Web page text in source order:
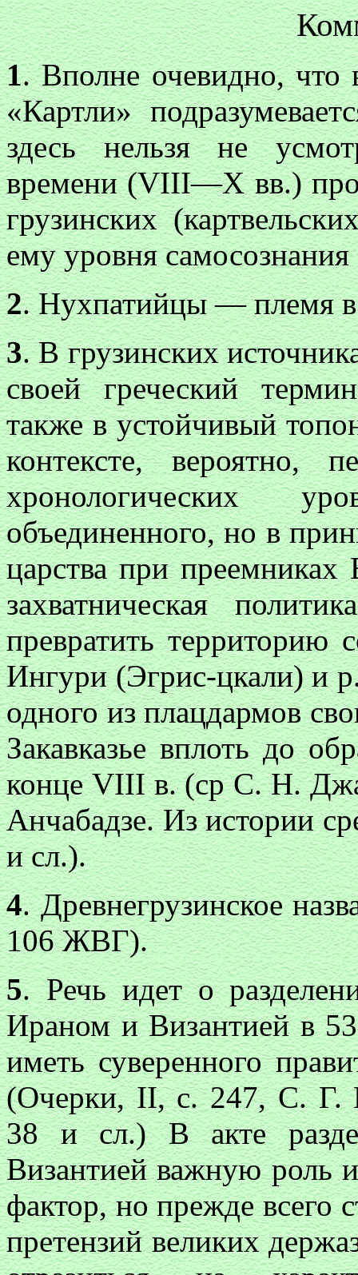
1. Вполне очевидно, что
«Картли»
здесь нельзя не
времени (VIII—X вв.)
грузинских
ему уровня самосознания
2. Нухпатийцы — племя в
3. В грузинских
своей греческий
также в устойчивый
контексте, вероятно,
хронологических
объединенного, но в
царства при преемниках
захватническая
превратить территорию
Ингури (Эгрис-цкали) и
одного из плацдармов
Закавказье вплоть до
концеVIIIв. (ср С. Н.
Анчабадзе. Из истории
и сл.).
4. Древнегрузинское
106 ЖВГ).
5. Речь идет о
Ираном и Византией в
иметь суверенного
(Очерки,II, с. 247, С. Г.
38 и cл.) В акте
Византией важную роль
фактор, но прежде всего
претензий великих